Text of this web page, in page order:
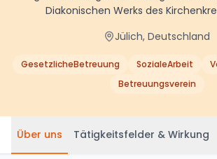
Diakonischen Werks des
Jülich, Deutschland
GesetzlicheBetreuung SozialeArbeit
Betreuungsverein
Über uns Tätigkeitsfelder & Wirkung